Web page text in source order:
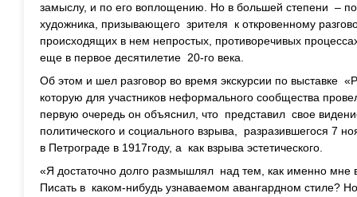
замыслу, и по его воплощению. Но в большей степени –
художника, призывающего зрителя к откровенному
происходящих в нем непростых, противоречивых
еще в первое десятилетие 20-го века.
Об этом и шел разговор во время экскурсии по выставке
которую для участников неформального сообщества
первую очередь он объяснил, что представил свое
политического и социального взрыва, разразившегося 7
в Петрограде в 1917году, а как взрыва эстетического.
«Я достаточно долго размышлял над тем, как именно мне
Писать в каком-нибудь узнаваемом авангардном стиле?